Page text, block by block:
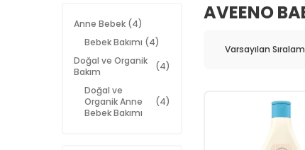
Anne Bebek (4)
Bebek Bakımı (4)
Doğal ve Organik
Bakım
(4)
Doğal ve
Organik Anne
Bebek Bakımı
(4)
AVEENO